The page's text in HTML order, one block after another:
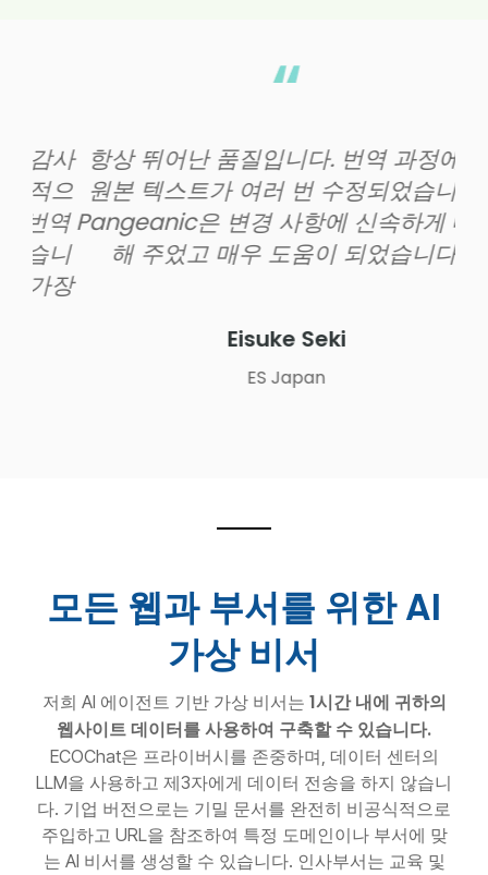
항상 뛰어난 품질입니다. 번역 과정에서
원본 텍스트가 여러 번 수정되었습니다.
Pangeanic은 변경 사항에 신속하게 대응
해 주었고 매우 도움이 되었습니다.
Eisuke Seki
ES Japan
모든 웹과 부서를 위한 AI
가상 비서
저희 AI 에이전트 기반 가상 비서는 1시간 내에 귀하의
웹사이트 데이터를 사용하여 구축할 수 있습니다.
ECOChat은 프라이버시를 존중하며, 데이터 센터의
LLM을 사용하고 제3자에게 데이터 전송을 하지 않습니
다. 기업 버전으로는 기밀 문서를 완전히 비공식적으로
주입하고 URL을 참조하여 특정 도메인이나 부서에 맞
는 AI 비서를 생성할 수 있습니다. 인사부서는 교육 및